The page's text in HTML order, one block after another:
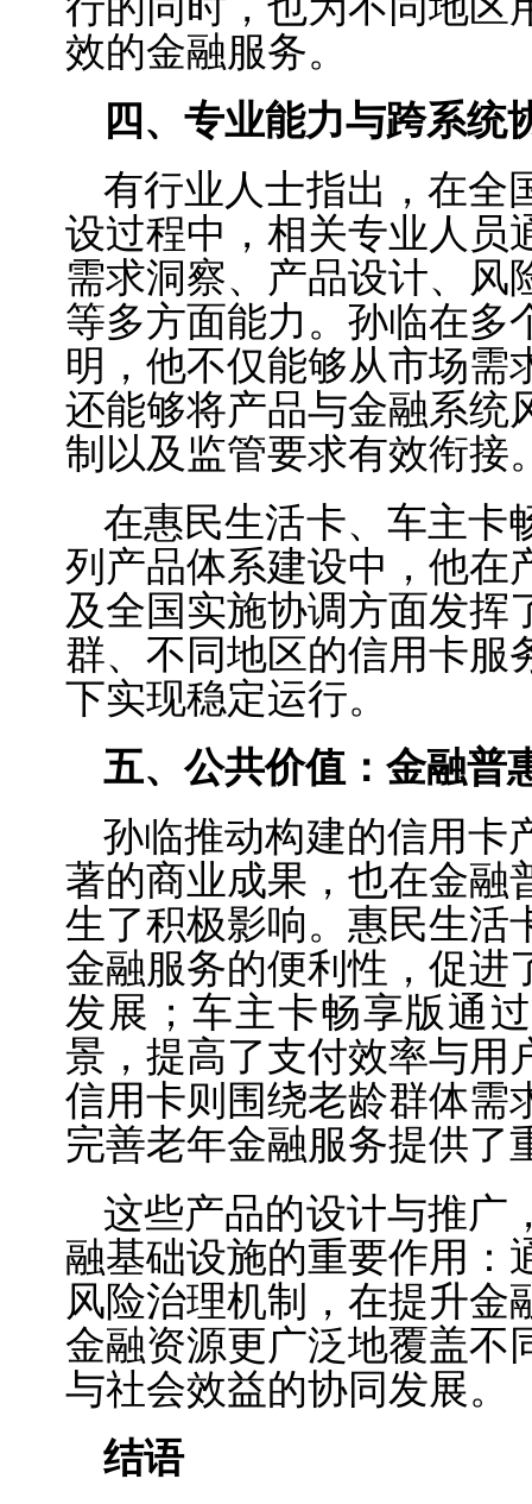
效的金融服务。
四、专业能力与跨系统
有行业人士指出，在全
设过程中，相关专业人员
需求洞察、产品设计、风
等多方面能力。孙临在多
明，他不仅能够从市场需
还能够将产品与金融系统
制以及监管要求有效衔接
在惠民生活卡、车主卡
列产品体系建设中，他在
及全国实施协调方面发挥
群、不同地区的信用卡服
下实现稳定运行。
五、公共价值：金融普
孙临推动构建的信用卡
著的商业成果，也在金融
生了积极影响。惠民生活
金融服务的便利性，促进
发展；车主卡畅享版通
景，提高了支付效率与用
信用卡则围绕老龄群体需
完善老年金融服务提供了
这些产品的设计与推广
融基础设施的重要作用：
风险治理机制，在提升金
金融资源更广泛地覆盖不
与社会效益的协同发展。
结语